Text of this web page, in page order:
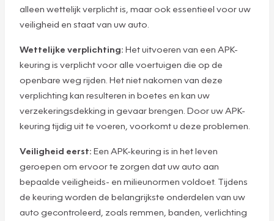
alleen wettelijk verplicht is, maar ook essentieel voor uw
veiligheid en staat van uw auto.
Wettelijke verplichting: Het uitvoeren van een APK-
keuring is verplicht voor alle voertuigen die op de
openbare weg rijden. Het niet nakomen van deze
verplichting kan resulteren in boetes en kan uw
verzekeringsdekking in gevaar brengen. Door uw APK-
keuring tijdig uit te voeren, voorkomt u deze problemen.
Veiligheid eerst: Een APK-keuring is in het leven
geroepen om ervoor te zorgen dat uw auto aan
bepaalde veiligheids- en milieunormen voldoet. Tijdens
de keuring worden de belangrijkste onderdelen van uw
auto gecontroleerd, zoals remmen, banden, verlichting